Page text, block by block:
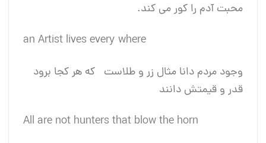
محبت آدم را کور می کند.
an Artist lives every where
وجود مردم دانا مثال زر و طلاست که هر کجا برود
قدر و قیمتش دانند
All are not hunters that blow the horn